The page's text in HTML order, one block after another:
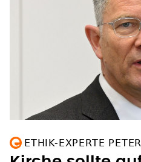
ETHIK-EXPERTE